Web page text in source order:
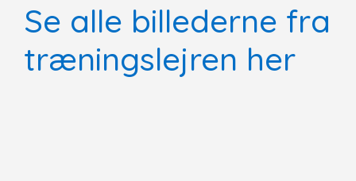
Se alle billederne fra
træningslejren her